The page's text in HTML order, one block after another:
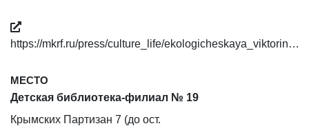
https://mkrf.ru/press/culture_life/ekologicheskaya_viktorin…
МЕСТО
Детская библиотека-филиал № 19
Крымских Партизан 7 (до ост.